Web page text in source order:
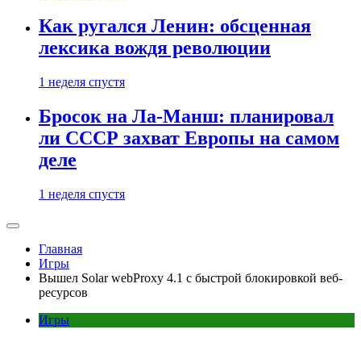
Как ругался Ленин: обсценная
лексика вождя революции
1 неделя спустя
Бросок на Ла-Манш: планировал
ли СССР захват Европы на самом
деле
1 неделя спустя
Главная
Игры
Вышел Solar webProxy 4.1 с быстрой блокировкой веб-
ресурсов
Игры